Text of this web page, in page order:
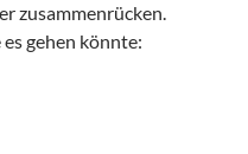
zusammenrücken.
gehen könnte: